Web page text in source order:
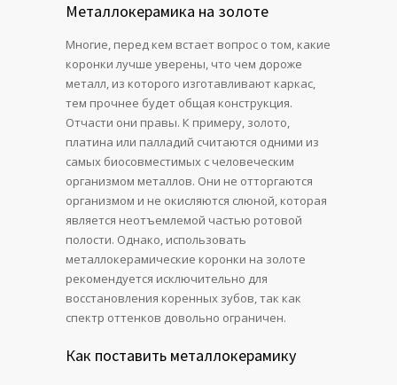
Металлокерамика на золоте
Многие, перед кем встает вопрос о том, какие
коронки лучше уверены, что чем дороже
металл, из которого изготавливают каркас,
тем прочнее будет общая конструкция.
Отчасти они правы. К примеру, золото,
платина или палладий считаются одними из
самых биосовместимых с человеческим
организмом металлов. Они не отторгаются
организмом и не окисляются слюной, которая
является неотъемлемой частью ротовой
полости. Однако, использовать
металлокерамические коронки на золоте
рекомендуется исключительно для
восстановления коренных зубов, так как
спектр оттенков довольно ограничен.
Как поставить металлокерамику